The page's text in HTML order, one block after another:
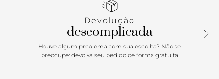
sobre o peito de pé. O modelo possui fecho em fivela lateral
de mesmo tom da rasteirinha e assinatura Anacapri. Aberta,
a sandália exibe todo o pé.
Porque Apostar: Uma rasteirinha que vai bem com toda e
Devolução
descomplicada
Houve algum problema com sua escolha? Não se
preocupe: devolva seu pedido de forma gratuita